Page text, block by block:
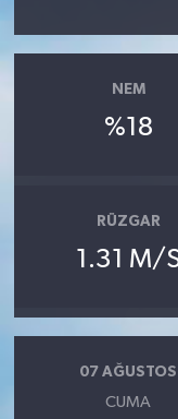
NEM
%18
RÜZGAR
1.31 M/
07 AĞUSTOS
CUMA
Sosyal
Televizyon
Yaşam